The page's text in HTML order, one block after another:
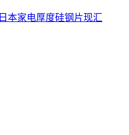
日本家电厚度硅钢片现汇